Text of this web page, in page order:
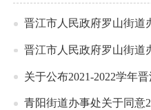
晋江市人民政府罗山街道
晋江市人民政府罗山街道
关于公布2021-2022学年
青阳街道办事处关于同意